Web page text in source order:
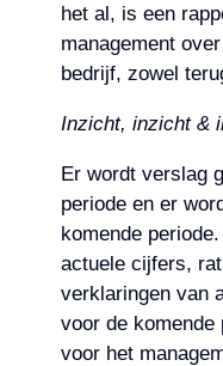
het al, is een
management
bedrijf, zowel
Inzicht, inzicht &
Er wordt verslag
periode en er
komende
actuele cijfers,
verklaringen van
voor de komende
voor het